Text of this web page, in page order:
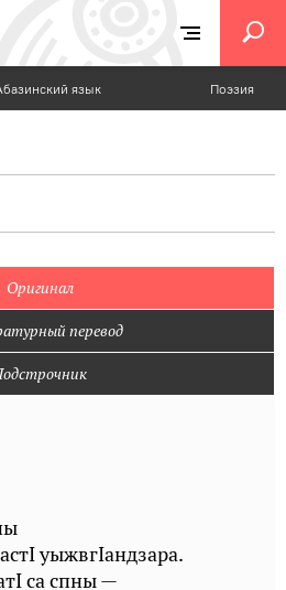
язык Поэзия
Оригинал
перевод
уыжвгIандзара.
са спны —